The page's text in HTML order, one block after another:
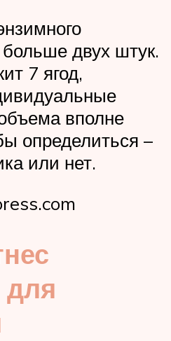
двух штук.
7 ягод,
вполне
определиться –
или нет.
для